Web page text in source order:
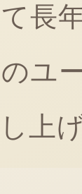
長
ユ
上